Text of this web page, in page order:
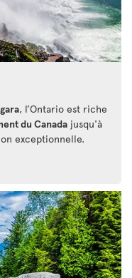
, l’Ontario est riche
du Canada jusqu'à
exceptionnelle.